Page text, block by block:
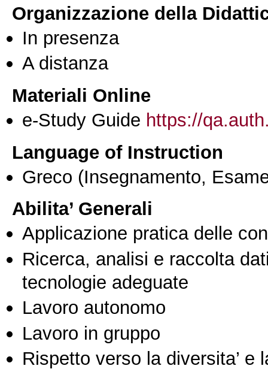
Organizzazione della
In presenza
A distanza
Materiali Online
e-Study Guide https://
Language of Instruction
Greco (Insegnamento,
Abilita’ Generali
Applicazione pratica delle
Ricerca, analisi e raccolta
tecnologie adeguate
Lavoro autonomo
Lavoro in gruppo
Rispetto verso la diversita’ e